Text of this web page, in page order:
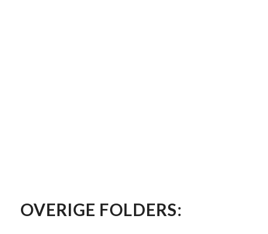
OVERIGE FOLDERS: